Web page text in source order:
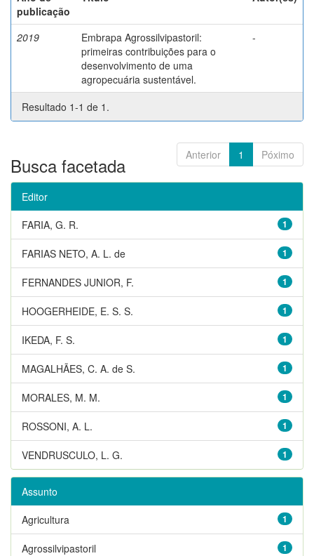
publicação
2019
Embrapa Agrossilvipastoril:
primeiras contribuições para o
desenvolvimento de uma
agropecuária sustentável.
-
Resultado 1-1 de 1.
Anterior 1 Póximo
Busca facetada
Editor
1
FARIA, G. R.
1
FARIAS NETO, A. L. de
1
FERNANDES JUNIOR, F.
1
HOOGERHEIDE, E. S. S.
1
IKEDA, F. S.
1
MAGALHÃES, C. A. de S.
1
MORALES, M. M.
1
ROSSONI, A. L.
1
VENDRUSCULO, L. G.
Assunto
1
Agricultura
1
Agrossilvipastoril